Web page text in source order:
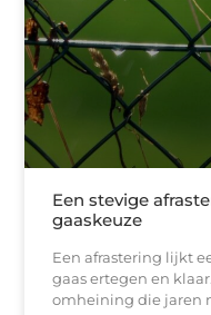
Een stevige
gaaskeuze
Een afrastering lijkt
gaas ertegen en
omheining die jaren